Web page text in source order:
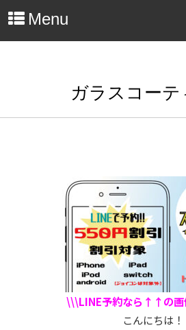
Menu
ガラスコー
\\\LINE予約なら↑↑の
こんにちは！